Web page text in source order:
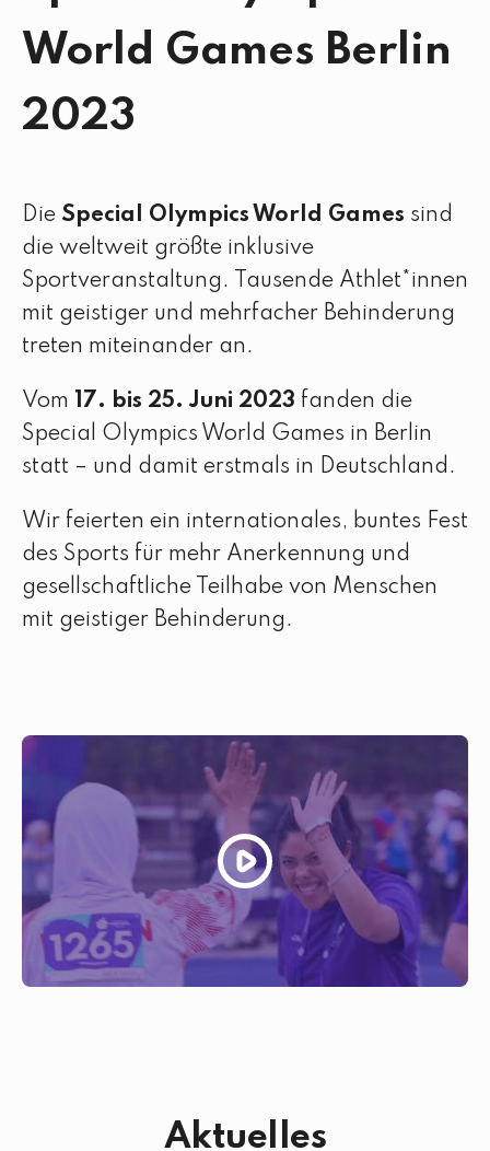
World Games Berlin
2023
Die Special Olympics World Games sind
die weltweit größte inklusive
Sportveranstaltung. Tausende Athlet*innen
mit geistiger und mehrfacher Behinderung
treten miteinander an.
Vom 17. bis 25. Juni 2023 fanden die
Special Olympics World Games in Berlin
statt – und damit erstmals in Deutschland.
Wir feierten ein internationales, buntes Fest
des Sports für mehr Anerkennung und
gesellschaftliche Teilhabe von Menschen
mit geistiger Behinderung.
Aktuelles